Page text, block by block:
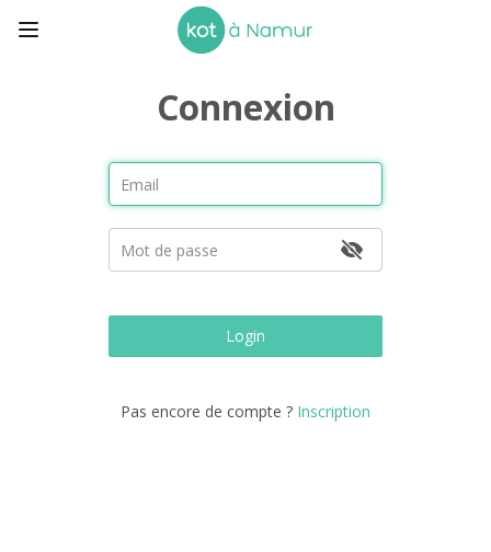
Connexion
Login
Pas encore de compte ? Inscription